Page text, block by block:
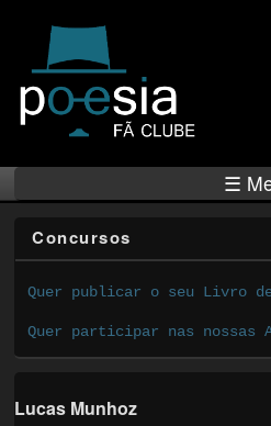
☰
Concursos
Quer publicar o seu Livro
Quer participar nas nossas
Lucas Munhoz